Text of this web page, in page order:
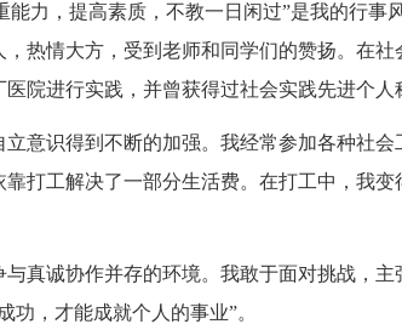
能力，提高素质，不教一日闲过”是我的行事
热情大方，受到老师和同学们的赞扬。在
院进行实践，并曾获得过社会实践先进个人
识得到不断的加强。我经常参加各种社会
打工解决了一部分生活费。在打工中，我
诚协作并存的环境。我敢于面对挑战，主
功，才能成就个人的事业”。